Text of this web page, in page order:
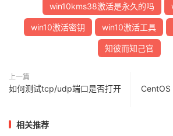
win10kms38激活是永久的吗
win10激活密钥 win10激活工具
知彼而知己官
上一篇
如何测试tcp/udp端口是否打开
CentOS
相关推荐